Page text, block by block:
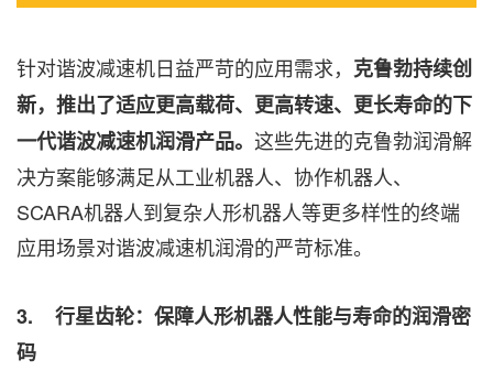
针对谐波减速机日益严苛的应用需求， 克鲁勃持续创
新，推出了适应更高载荷、更高转速、更长寿命的下
一代谐波减速机润滑产品。 这些先进的克鲁勃润滑解
决方案能够满足从工业机器人、协作机器人、
SCARA机器人到复杂人形机器人等更多样性的终端
应用场景对谐波减速机润滑的严苛标准。
3. 行星齿轮：保障人形机器人性能与寿命的润滑密
码